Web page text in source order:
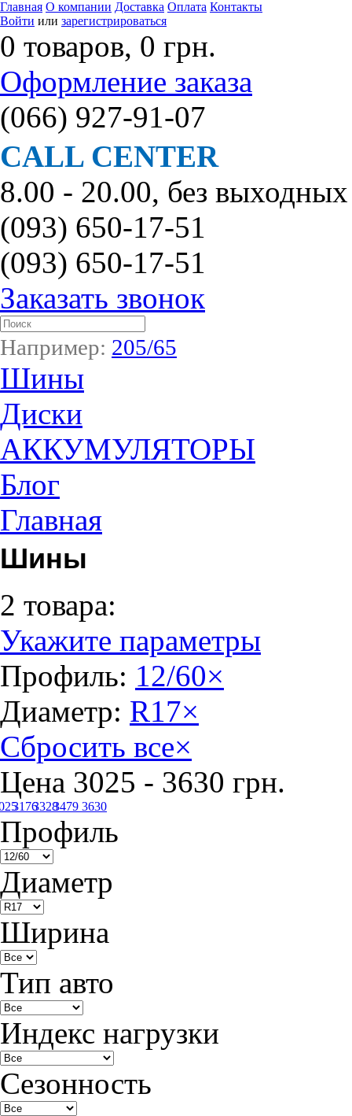
Главная О компании Доставка Оплата Контакты
Войти или зарегистрироваться
0 товаров, 0 грн.
Оформление заказа
(066) 927-91-07
CALL CENTER
8.00 - 20.00, без выходных
(093) 650-17-51
(093) 650-17-51
Заказать звонок
Например: 205/65
Шины
Диски
АККУМУЛЯТОРЫ
Блог
Главная
Шины
2 товара:
Укажите параметры
Профиль: 12/60×
Диаметр: R17×
Сбросить все×
Цена 3025 - 3630 грн.
317633283479 3630
Профиль
Диаметр
Ширина
Тип авто
Индекс нагрузки
Сезонность